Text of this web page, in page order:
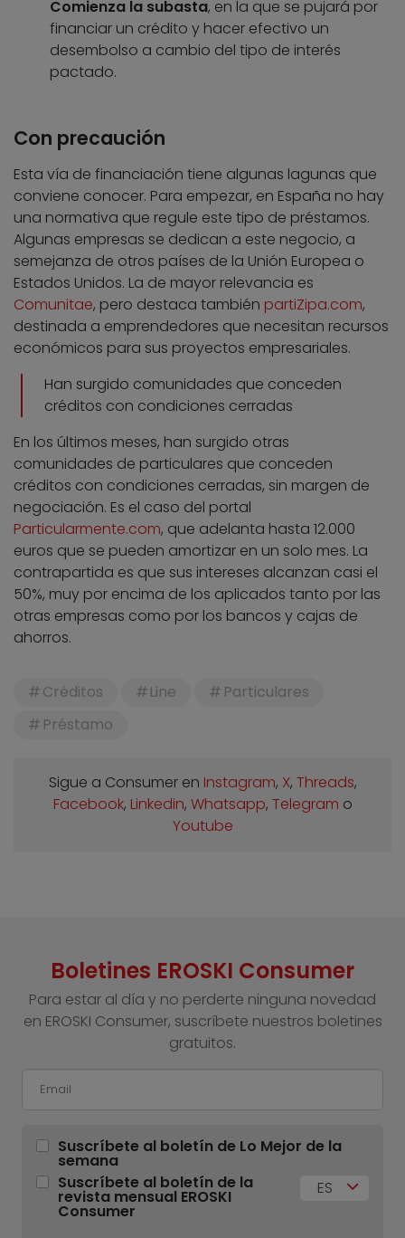
Comienza la subasta, en la que se pujará por
financiar un crédito y hacer efectivo un
desembolso a cambio del tipo de interés
pactado.
Con precaución
Esta vía de financiación tiene algunas lagunas que
conviene conocer. Para empezar, en España no hay
una normativa que regule este tipo de préstamos.
Algunas empresas se dedican a este negocio, a
semejanza de otros países de la Unión Europea o
Estados Unidos. La de mayor relevancia es
Comunitae, pero destaca también partiZipa.com,
destinada a emprendedores que necesitan recursos
económicos para sus proyectos empresariales.
Han surgido comunidades que conceden
créditos con condiciones cerradas
En los últimos meses, han surgido otras
comunidades de particulares que conceden
créditos con condiciones cerradas, sin margen de
negociación. Es el caso del portal
Particularmente.com, que adelanta hasta 12.000
euros que se pueden amortizar en un solo mes. La
contrapartida es que sus intereses alcanzan casi el
50%, muy por encima de los aplicados tanto por las
otras empresas como por los bancos y cajas de
ahorros.
Créditos Line
Particulares
Préstamo
Sigue a Consumer en Instagram, X, Threads,
Facebook, Linkedin, Whatsapp, Telegram o
Youtube
Boletines EROSKI Consumer
Para estar al día y no perderte ninguna novedad
en EROSKI Consumer, suscríbete nuestros boletines
gratuitos.
Suscríbete al boletín de Lo Mejor de la
semana
Suscríbete al boletín de la
revista mensual EROSKI
Consumer
ES